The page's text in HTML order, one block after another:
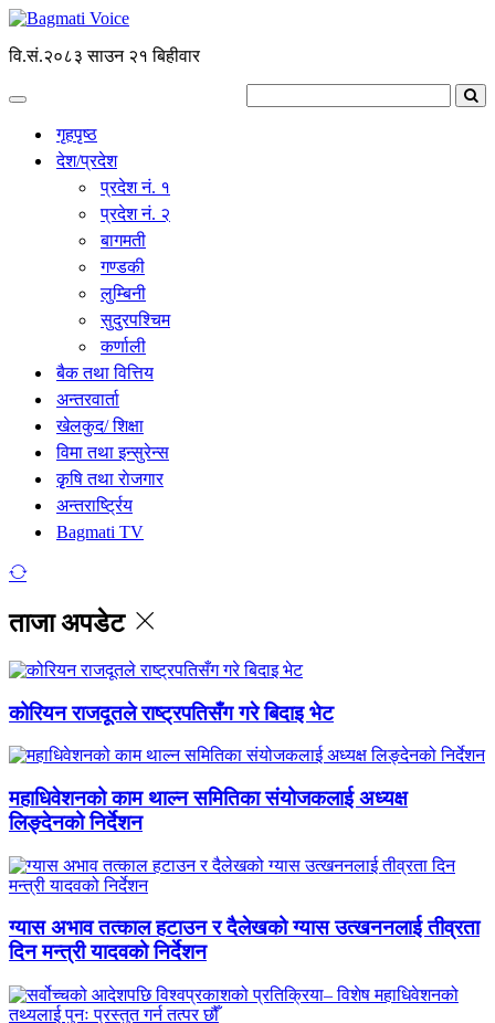
वि.सं.२०८३ साउन २१ बिहीवार
गृहपृष्ठ
देश/प्रदेश
प्रदेश नं. १
प्रदेश नं. २
बागमती
गण्डकी
लुम्बिनी
सुदुरपश्चिम
कर्णाली
बैक तथा वित्तिय
अन्तरवार्ता
खेलकुद/ शिक्षा
विमा तथा इन्सुरेन्स
कृृषि तथा राेजगार
अन्तरार्ष्ट्रिय
Bagmati TV
ताजा अपडेट
कोरियन राजदूतले राष्ट्रपतिसँग गरे बिदाइ भेट
महाधिवेशनको काम थाल्न समितिका संयोजकलाई अध्यक्ष
लिङ्देनको निर्देशन
ग्यास अभाव तत्काल हटाउन र दैलेखको ग्यास उत्खननलाई तीव्रता
दिन मन्त्री यादवको निर्देशन